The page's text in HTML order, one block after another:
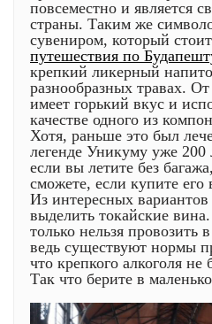
повсеместно и является
страны. Таким же
сувениром, который
путешествия по
крепкий ликерный
разнообразных травах.
имеет горький вкус и
качестве одного из
Хотя, раньше это был
легенде Уникуму уже 200
если вы летите без
сможете, если купите его
Из интересных вариантов
выделить токайские
только нельзя
ведь существуют нормы
что крепкого алкоголя не
Так что берите в